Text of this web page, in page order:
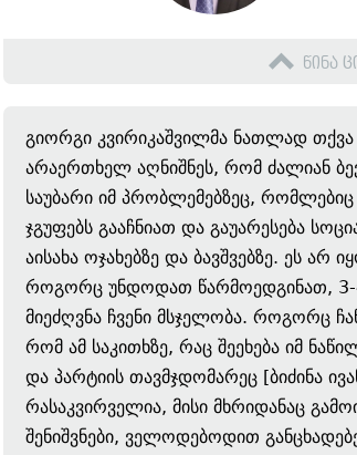
წინა
გიორგი კვირიკაშვილმა ნათლად თქვა
არაერთხელ აღნიშნეს, რომ ძალიან
საუბარი იმ პრობლემებზეც,
ჯგუფებს გააჩნიათ და გაუარესება
აისახა ოჯახებზე და ბავშვებზე. ეს არ
როგორც უნდოდათ წარმოედგინათ, 3-
მიეძღვნა ჩვენი მსჯელობა. როგორც
რომ ამ საკითხზე, რაც შეეხება იმ
და პარტიის თავმჯდომარეც [ბიძინა
რასაკვირველია, მისი მხრიდანაც
შენიშვნები, ველოდებოდით